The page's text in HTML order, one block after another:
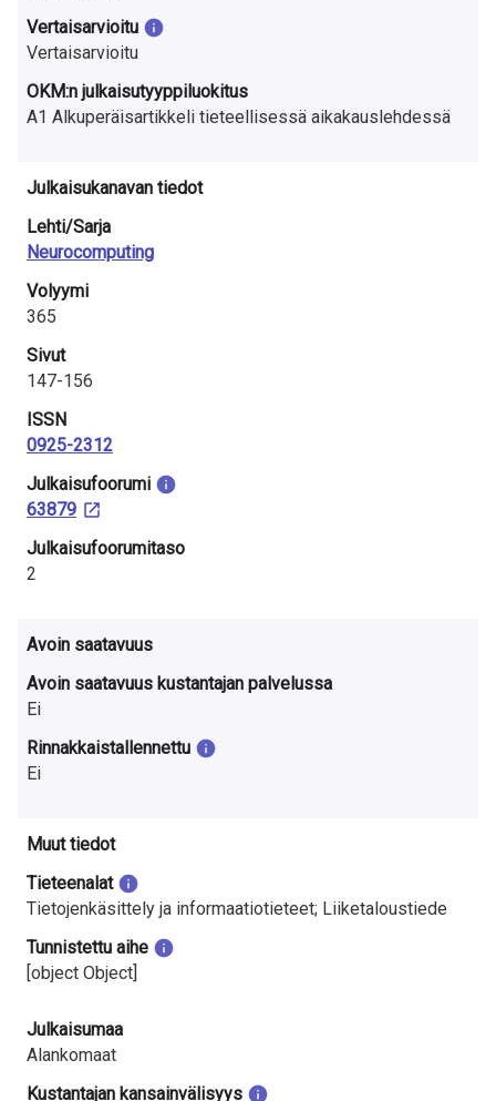
Vertaisarvioitu
Vertaisarvioitu
OKM:n julkaisutyyppiluokitus
A1 Alkuperäisartikkeli tieteellisessä aikakauslehdessä
Julkaisukanavan tiedot
Lehti/Sarja
Neurocomputing
Volyymi
365
Sivut
147-156
ISSN
0925-2312
Julkaisu­foorumi
63879
Julkaisufoorumitaso
2
Avoin saatavuus
Avoin saatavuus kustantajan palvelussa
Ei
Rinnakkaistallennettu
Ei
Muut tiedot
Tieteenalat
Tietojenkäsittely ja informaatiotieteet; Liiketaloustiede
Tunnistettu aihe
[object Object]
Julkaisumaa
Alankomaat
Kustantajan kansainvälisyys